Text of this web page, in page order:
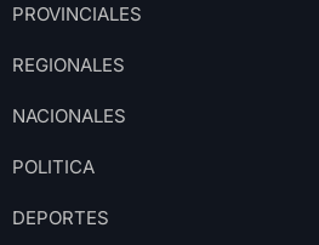
PROVINCIALES
REGIONALES
NACIONALES
POLITICA
DEPORTES